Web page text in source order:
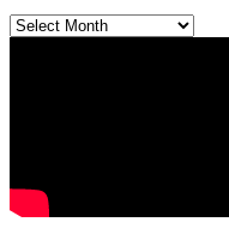
Archives